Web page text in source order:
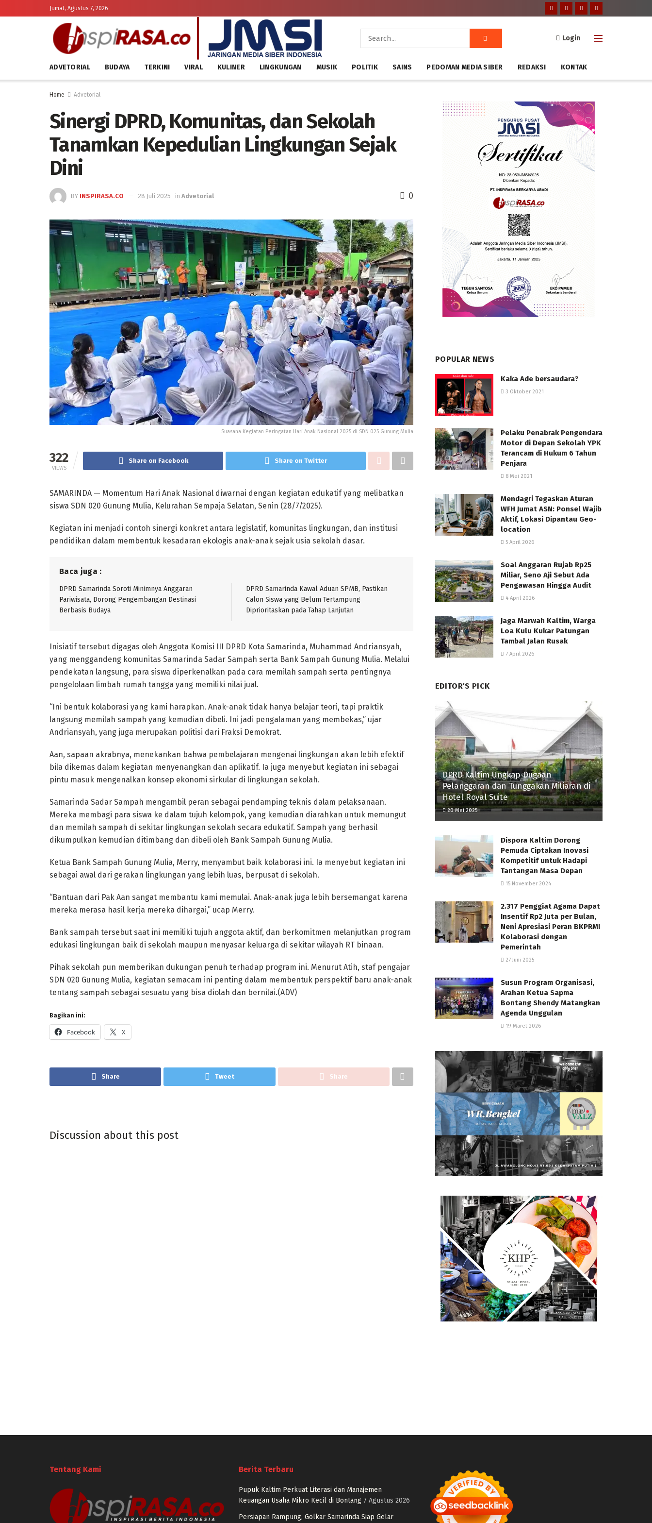
Jumat, Agustus 7, 2026
Login
ADVETORIAL BUDAYA TERKINI VIRAL KULINER LINGKUNGAN MUSIK POLITIK SAINS PEDOMAN MEDIA SIBER REDAKSI KONTAK
Home Advetorial
Sinergi DPRD, Komunitas, dan Sekolah
Tanamkan Kepedulian Lingkungan Sejak
Dini
BY INSPIRASA.CO 28 Juli 2025 in Advetorial 0
Suasana Kegiatan Peringatan Hari Anak Nasional 2025 di SDN 025 Gunung Mulia
322
VIEWS
Share on Facebook Share on Twitter
SAMARINDA — Momentum Hari Anak Nasional diwarnai dengan kegiatan edukatif yang melibatkan
siswa SDN 020 Gunung Mulia, Kelurahan Sempaja Selatan, Senin (28/7/2025).
Kegiatan ini menjadi contoh sinergi konkret antara legislatif, komunitas lingkungan, dan institusi
pendidikan dalam membentuk kesadaran ekologis anak-anak sejak usia sekolah dasar.
Baca juga :
DPRD Samarinda Soroti Minimnya Anggaran
Pariwisata, Dorong Pengembangan Destinasi
Berbasis Budaya
DPRD Samarinda Kawal Aduan SPMB, Pastikan
Calon Siswa yang Belum Tertampung
Diprioritaskan pada Tahap Lanjutan
Inisiatif tersebut digagas oleh Anggota Komisi III DPRD Kota Samarinda, Muhammad Andriansyah,
yang menggandeng komunitas Samarinda Sadar Sampah serta Bank Sampah Gunung Mulia. Melalui
pendekatan langsung, para siswa diperkenalkan pada cara memilah sampah serta pentingnya
pengelolaan limbah rumah tangga yang memiliki nilai jual.
“Ini bentuk kolaborasi yang kami harapkan. Anak-anak tidak hanya belajar teori, tapi praktik
langsung memilah sampah yang kemudian dibeli. Ini jadi pengalaman yang membekas,” ujar
Andriansyah, yang juga merupakan politisi dari Fraksi Demokrat.
Aan, sapaan akrabnya, menekankan bahwa pembelajaran mengenai lingkungan akan lebih efektif
bila dikemas dalam kegiatan menyenangkan dan aplikatif. Ia juga menyebut kegiatan ini sebagai
pintu masuk mengenalkan konsep ekonomi sirkular di lingkungan sekolah.
Samarinda Sadar Sampah mengambil peran sebagai pendamping teknis dalam pelaksanaan.
Mereka membagi para siswa ke dalam tujuh kelompok, yang kemudian diarahkan untuk memungut
dan memilah sampah di sekitar lingkungan sekolah secara edukatif. Sampah yang berhasil
dikumpulkan kemudian ditimbang dan dibeli oleh Bank Sampah Gunung Mulia.
Ketua Bank Sampah Gunung Mulia, Merry, menyambut baik kolaborasi ini. Ia menyebut kegiatan ini
sebagai awal dari gerakan lingkungan yang lebih luas, berpusat di sekolah.
“Bantuan dari Pak Aan sangat membantu kami memulai. Anak-anak juga lebih bersemangat karena
mereka merasa hasil kerja mereka dihargai,” ucap Merry.
Bank sampah tersebut saat ini memiliki tujuh anggota aktif, dan berkomitmen melanjutkan program
edukasi lingkungan baik di sekolah maupun menyasar keluarga di sekitar wilayah RT binaan.
Pihak sekolah pun memberikan dukungan penuh terhadap program ini. Menurut Atih, staf pengajar
SDN 020 Gunung Mulia, kegiatan semacam ini penting dalam membentuk perspektif baru anak-anak
tentang sampah sebagai sesuatu yang bisa diolah dan bernilai.(ADV)
Bagikan ini:
Facebook X
Share Tweet Share
Discussion about this post
POPULAR NEWS
Kaka Ade bersaudara?
3 Oktober 2021
Pelaku Penabrak Pengendara
Motor di Depan Sekolah YPK
Terancam di Hukum 6 Tahun
Penjara
8 Mei 2021
Mendagri Tegaskan Aturan
WFH Jumat ASN: Ponsel Wajib
Aktif, Lokasi Dipantau Geo-
location
5 April 2026
Soal Anggaran Rujab Rp25
Miliar, Seno Aji Sebut Ada
Pengawasan Hingga Audit
4 April 2026
Jaga Marwah Kaltim, Warga
Loa Kulu Kukar Patungan
Tambal Jalan Rusak
7 April 2026
EDITOR'S PICK
DPRD Kaltim Ungkap Dugaan
Pelanggaran dan Tunggakan Miliaran di
Hotel Royal Suite
20 Mei 2025
Dispora Kaltim Dorong
Pemuda Ciptakan Inovasi
Kompetitif untuk Hadapi
Tantangan Masa Depan
15 November 2024
2.317 Penggiat Agama Dapat
Insentif Rp2 Juta per Bulan,
Neni Apresiasi Peran BKPRMI
Kolaborasi dengan
Pemerintah
27 Juni 2025
Susun Program Organisasi,
Arahan Ketua Sapma
Bontang Shendy Matangkan
Agenda Unggulan
19 Maret 2026
Tentang Kami Berita Terbaru
Pupuk Kaltim Perkuat Literasi dan Manajemen
Keuangan Usaha Mikro Kecil di Bontang 7 Agustus 2026
Persiapan Rampung, Golkar Samarinda Siap Gelar